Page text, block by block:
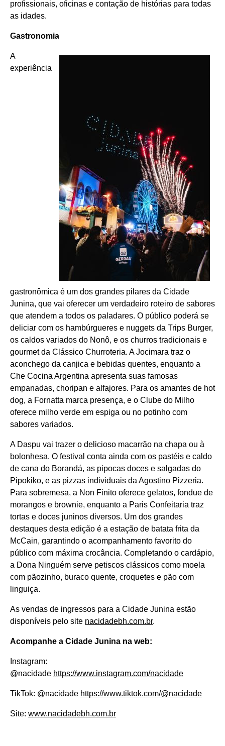
profissionais, oficinas e contação de histórias para todas
as idades.
Gastronomia
A
experiência
gastronômica é um dos grandes pilares da Cidade
Junina, que vai oferecer um verdadeiro roteiro de sabores
que atendem a todos os paladares. O público poderá se
deliciar com os hambúrgueres e nuggets da Trips Burger,
os caldos variados do Nonô, e os churros tradicionais e
gourmet da Clássico Churroteria. A Jocimara traz o
aconchego da canjica e bebidas quentes, enquanto a
Che Cocina Argentina apresenta suas famosas
empanadas, choripan e alfajores. Para os amantes de hot
dog, a Fornatta marca presença, e o Clube do Milho
oferece milho verde em espiga ou no potinho com
sabores variados.
A Daspu vai trazer o delicioso macarrão na chapa ou à
bolonhesa. O festival conta ainda com os pastéis e caldo
de cana do Borandá, as pipocas doces e salgadas do
Pipokiko, e as pizzas individuais da Agostino Pizzeria.
Para sobremesa, a Non Finito oferece gelatos, fondue de
morangos e brownie, enquanto a Paris Confeitaria traz
tortas e doces juninos diversos. Um dos grandes
destaques desta edição é a estação de batata frita da
McCain, garantindo o acompanhamento favorito do
público com máxima crocância. Completando o cardápio,
a Dona Ninguém serve petiscos clássicos como moela
com pãozinho, buraco quente, croquetes e pão com
linguiça.
As vendas de ingressos para a Cidade Junina estão
disponíveis pelo site nacidadebh.com.br.
Acompanhe a Cidade Junina na web:
Instagram:
@nacidade https://www.instagram.com/nacidade
TikTok: @nacidade https://www.tiktok.com/@nacidade
Site: www.nacidadebh.com.br